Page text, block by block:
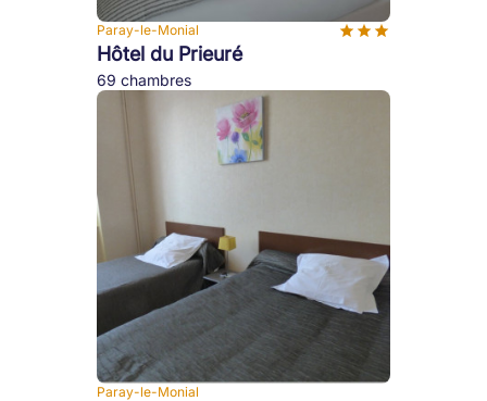
Paray-le-Monial
Hôtel du Prieuré
69 chambres
Paray-le-Monial